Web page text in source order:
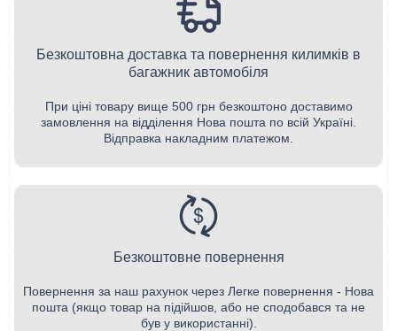
Безкоштовна доставка та повернення килимків в
багажник автомобіля
При ціні товару вище 500 грн безкоштоно доставимо
замовлення на відділення Нова пошта по всій Україні.
Відправка накладним платежом.
Безкоштовне повернення
Повернення за наш рахунок через Легке повернення - Нова
пошта (якщо товар на підійшов, або не сподобався та не
був у використанні).